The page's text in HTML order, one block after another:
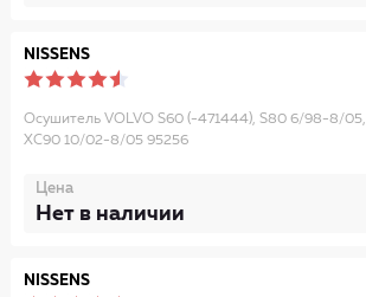
NISSENS
Осушитель VOLVO S60 (-471444), S80 6/98-8/05,
XC90 10/02-8/05 95256
Цена
Нет в наличии
NISSENS